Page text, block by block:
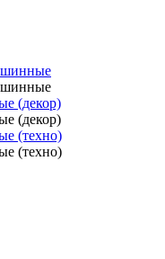
шинные
шинные
(декор)
(декор)
(техно)
(техно)